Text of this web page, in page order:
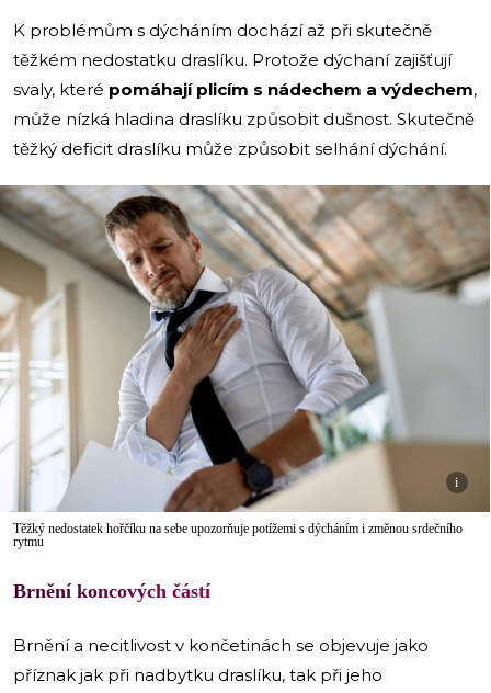
K problémům s dýcháním dochází až při skutečně
těžkém nedostatku draslíku. Protože dýchaní zajišťují
svaly, které pomáhají plicím s nádechem a výdechem,
může nízká hladina draslíku způsobit dušnost. Skutečně
těžký deficit draslíku může způsobit selhání dýchání.
i
Těžký nedostatek hořčíku na sebe upozorňuje potížemi s dýcháním i změnou srdečního
rytmu
Brnění koncových částí
Brnění a necitlivost v končetinách se objevuje jako
příznak jak při nadbytku draslíku, tak při jeho